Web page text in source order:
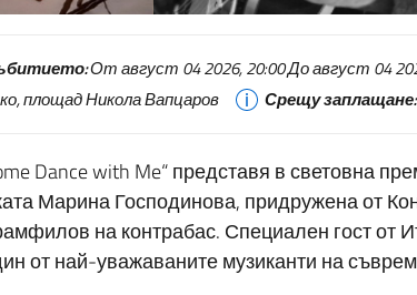
От август 04 2026, 20:00 До август 04
площад Никола Вапцаров Срещу заплащане:
Dance with Me“ представя в световна
Марина Господинова, придружена от
на контрабас. Специален гост от
от най-уважаваните музиканти на